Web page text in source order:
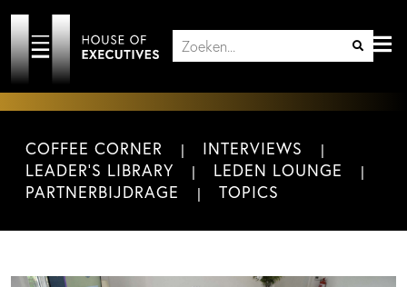
COFFEE CORNER
INTERVIEWS
LEADER'S LIBRARY
LEDEN LOUNGE
PARTNERBIJDRAGE
TOPICS